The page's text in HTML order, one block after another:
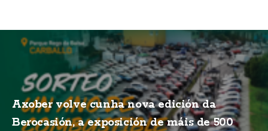
Axober volve cunha nova edición da
Berocasión, a exposición de máis de 500